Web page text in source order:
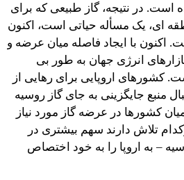
است. در نتیجه، گاز طبیعی که برای
ای، یک مسأله حیاتی است، اکنون
اکنون با ایجاد فاصله میان عرضه و
انرژی جهان به طور بی
کشورهای اروپایی برای رهایی از
منبع جایگزینی به جای گاز روسیه
کشورها در عرضه گاز مورد نیاز
تلاش دارند سهم بیشتری در
– به اروپا را به خود اختصاص